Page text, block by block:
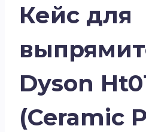
Кейс для
Dyson
(Ceramic